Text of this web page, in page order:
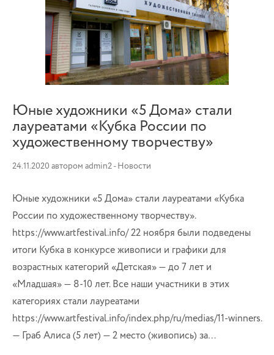
Юные художники «5 Дома» стали
лауреатами «Кубка России по
художественному творчеству»
24.11.2020 автором admin2-Новости
Юные художники «5 Дома» стали лауреатами «Кубка
России по художественному творчеству».
https://www.artfestival.info/ 22 ноября были подведены
итоги Кубка в конкурсе живописи и графики для
возрастных категорий «Детская» — до 7 лет и
«Младшая» — 8-10 лет. Все наши участники в этих
категориях стали лауреатами
https://www.artfestival.info/index.php/ru/medias/11-winners.
— Граб Алиса (5 лет) — 2 место (живопись) за…